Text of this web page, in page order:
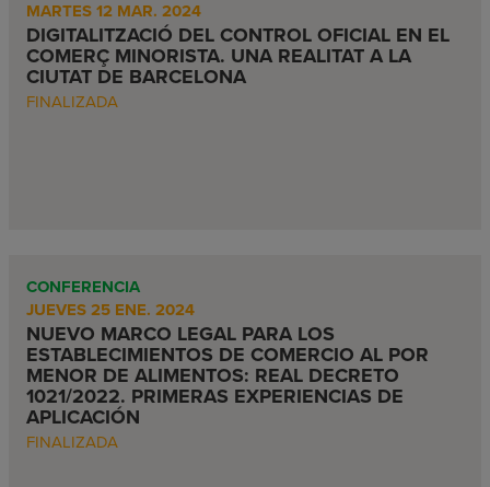
MARTES 12 MAR. 2024
DIGITALITZACIÓ DEL CONTROL OFICIAL EN EL
COMERÇ MINORISTA. UNA REALITAT A LA
CIUTAT DE BARCELONA
FINALIZADA
CONFERENCIA
JUEVES 25 ENE. 2024
NUEVO MARCO LEGAL PARA LOS
ESTABLECIMIENTOS DE COMERCIO AL POR
MENOR DE ALIMENTOS: REAL DECRETO
1021/2022. PRIMERAS EXPERIENCIAS DE
APLICACIÓN
FINALIZADA